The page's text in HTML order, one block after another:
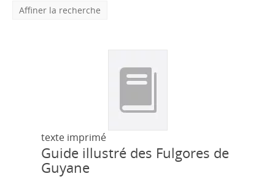
Affiner la recherche
texte imprimé
Guide illustré des Fulgores de
Guyane